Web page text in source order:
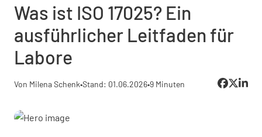
Was ist ISO 17025? Ein
ausführlicher Leitfaden für
Labore
Von Milena Schenk•Stand: 01.06.2026•9 Minuten